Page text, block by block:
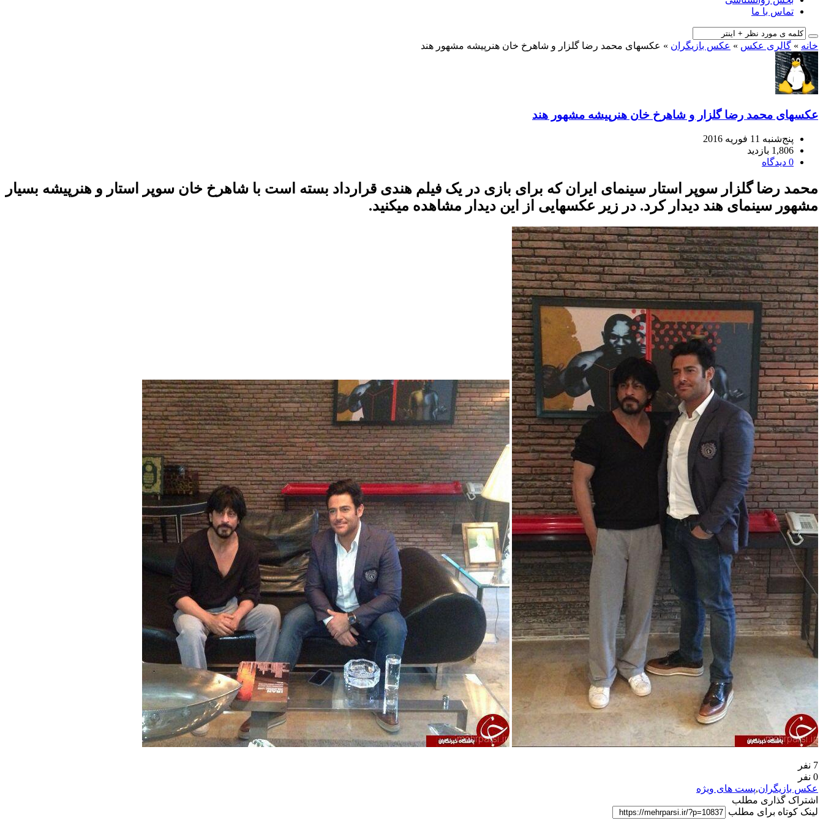
تماس با ما
خانه » گالری عکس » عکس بازیگران » عکسهای محمد رضا گلزار و شاهرخ خان هنرپیشه مشهور هند
عکسهای محمد رضا گلزار و شاهرخ خان هنرپیشه مشهور هند
پنج‌شنبه 11 فوریه 2016
1,806 بازدید
0 دیدگاه
محمد رضا گلزار سوپر استار سینمای ایران که برای بازی در یک فیلم هندی قرارداد بسته است با شاهرخ خان سوپر استار و هنرپیشه بسیار
مشهور سینمای هند دیدار کرد. در زیر عکسهایی از این دیدار مشاهده میکنید.
7 نفر
0 نفر
عکس بازیگران,پست های ویژه
اشتراک گذاری مطلب
لینک کوتاه برای مطلب